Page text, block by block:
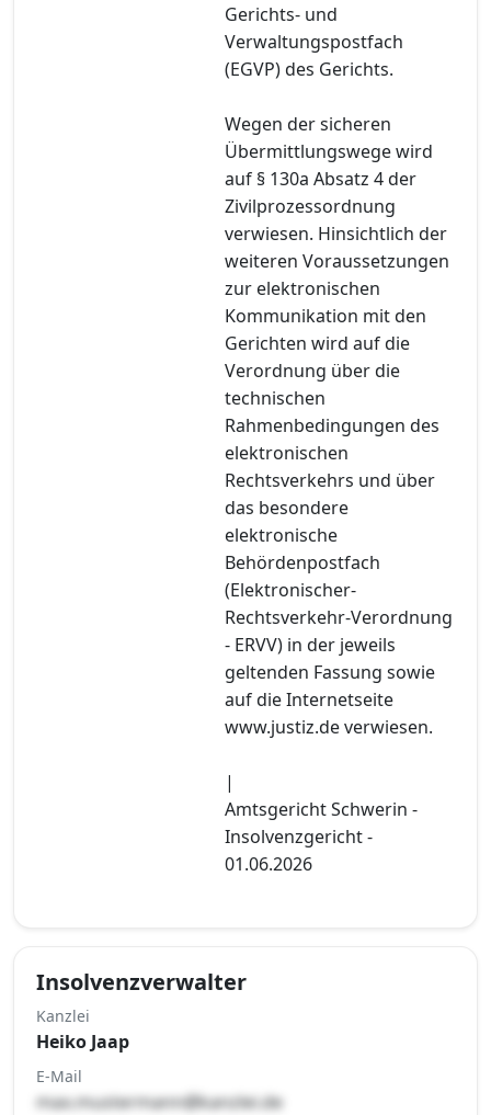
Gerichts- und
Verwaltungspostfach
(EGVP) des Gerichts.
Wegen der sicheren
Übermittlungswege wird
auf § 130a Absatz 4 der
Zivilprozessordnung
verwiesen. Hinsichtlich der
weiteren Voraussetzungen
zur elektronischen
Kommunikation mit den
Gerichten wird auf die
Verordnung über die
technischen
Rahmenbedingungen des
elektronischen
Rechtsverkehrs und über
das besondere
elektronische
Behördenpostfach
(Elektronischer-
Rechtsverkehr-Verordnung
- ERVV) in der jeweils
geltenden Fassung sowie
auf die Internetseite
www.justiz.de verwiesen.
|
Amtsgericht Schwerin -
Insolvenzgericht -
01.06.2026
Insolvenzverwalter
Kanzlei
Heiko Jaap
E-Mail
max.mustermann@kanzlei.de